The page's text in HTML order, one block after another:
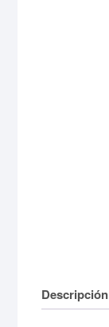
Descripción